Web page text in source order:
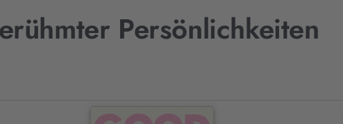
Persönlichkeiten